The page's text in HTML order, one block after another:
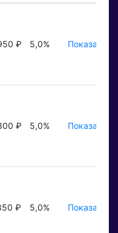
₽ 5,0% Показать ₽
₽ 5,0% Показать ₽
₽ 5,0% Показать ₽